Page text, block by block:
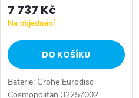
d
u
k
o
d
u
7 737 Kč
Na objednání
DO KOŠÍKU
Baterie: Grohe Eurodisc
Cosmopolitan 32257002